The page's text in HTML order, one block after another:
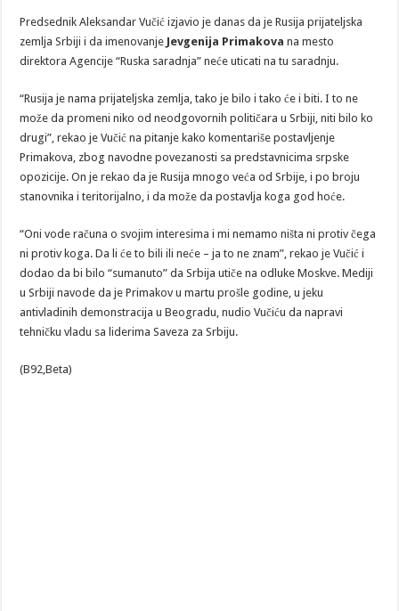
Predsednik Aleksandar Vučić izjavio je danas da je Rusija prijateljska
zemlja Srbiji i da imenovanje Jevgenija Primakova na mesto
direktora Agencije “Ruska saradnja” neće uticati na tu saradnju.
“Rusija je nama prijateljska zemlja, tako je bilo i tako će i biti. I to ne
može da promeni niko od neodgovornih političara u Srbiji, niti bilo ko
drugi”, rekao je Vučić na pitanje kako komentariše postavljenje
Primakova, zbog navodne povezanosti sa predstavnicima srpske
opozicije. On je rekao da je Rusija mnogo veća od Srbije, i po broju
stanovnika i teritorijalno, i da može da postavlja koga god hoće.
“Oni vode računa o svojim interesima i mi nemamo ništa ni protiv čega
ni protiv koga. Da li će to bili ili neće – ja to ne znam”, rekao je Vučić i
dodao da bi bilo “sumanuto” da Srbija utiče na odluke Moskve. Mediji
u Srbiji navode da je Primakov u martu prošle godine, u jeku
antivladinih demonstracija u Beogradu, nudio Vučiću da napravi
tehničku vladu sa liderima Saveza za Srbiju.
(B92,Beta)